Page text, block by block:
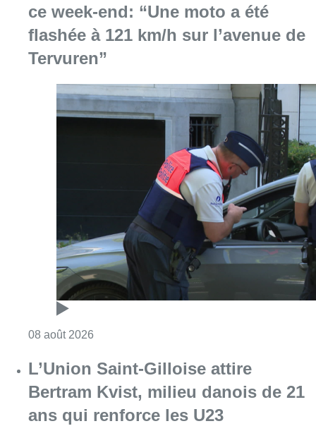
ce week-end: “Une moto a été
flashée à 121 km/h sur l’avenue de
Tervuren”
08 août 2026
L’Union Saint-Gilloise attire
Bertram Kvist, milieu danois de 21
ans qui renforce les U23